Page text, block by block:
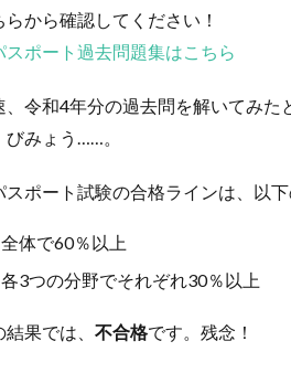
らから確認してください！
スポート過去問題集はこちら
、令和4年分の過去問を解いてみた
びみょう……。
スポート試験の合格ラインは、以
全体で60％以上
各3つの分野でそれぞれ30％以上
結果では、 不合格です。残念！